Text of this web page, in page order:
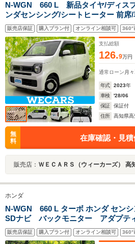
N-WGN 660 L 新品タイヤ/ディス
ンダセンシング/シートヒーター 前席
ステム/USBジャック/Bluetooth接続/
置/アイドリングストップ
販売店保証 購入プラン付 オンライン相談可 360°
支払総額
126.9万円
通常ローン 月々
年式 2023年
車検
'28/06
保証
保証付
住所
高知県高
無
料
在庫確認・見積
販売店： ＷＥＣＡＲＳ（ウィーカーズ） 高
ホンダ
N-WGN 660 L ターボ ホンダ セン
SDナビ バックモニター アダプテ
ートキー シートヒーター LEDヘ
Bluetooth再生 ETC オートエアコ
販売店保証 購入プラン付 オンライン相談可 360°